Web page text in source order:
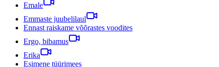
Emale
Emmaste juubelilaul
Ennast raiskame võõrastes voodites
Ergo, bibamus
Erika
Esimene tüürimees